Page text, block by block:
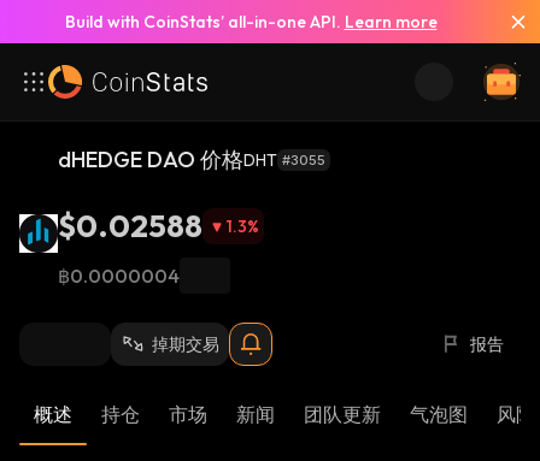
Build with CoinStats’ all-in-one API. Learn more
dHEDGE DAO 价格DHT #3055
$0.02588 1.3%
฿0.0000004
掉期交易 报告
概述 持仓 市场 新闻 团队更新 气泡图 风险